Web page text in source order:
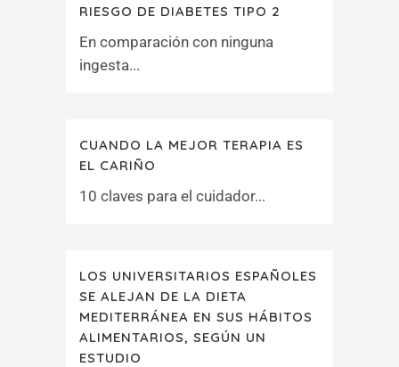
RIESGO DE DIABETES TIPO 2
En comparación con ninguna
ingesta...
CUANDO LA MEJOR TERAPIA ES
EL CARIÑO
10 claves para el cuidador...
LOS UNIVERSITARIOS ESPAÑOLES
SE ALEJAN DE LA DIETA
MEDITERRÁNEA EN SUS HÁBITOS
ALIMENTARIOS, SEGÚN UN
ESTUDIO